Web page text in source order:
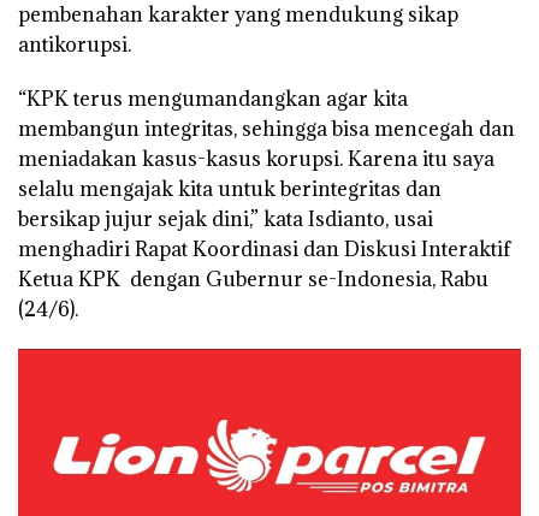
pembenahan karakter yang mendukung sikap
antikorupsi.
“KPK terus mengumandangkan agar kita
membangun integritas, sehingga bisa mencegah dan
meniadakan kasus-kasus korupsi. Karena itu saya
selalu mengajak kita untuk berintegritas dan
bersikap jujur sejak dini,” kata Isdianto, usai
menghadiri Rapat Koordinasi dan Diskusi Interaktif
Ketua KPK dengan Gubernur se-Indonesia, Rabu
(24/6).